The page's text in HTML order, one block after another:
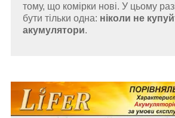
тому, що комірки нові. У цьому
бути тільки одна: ніколи не
акумулятори.